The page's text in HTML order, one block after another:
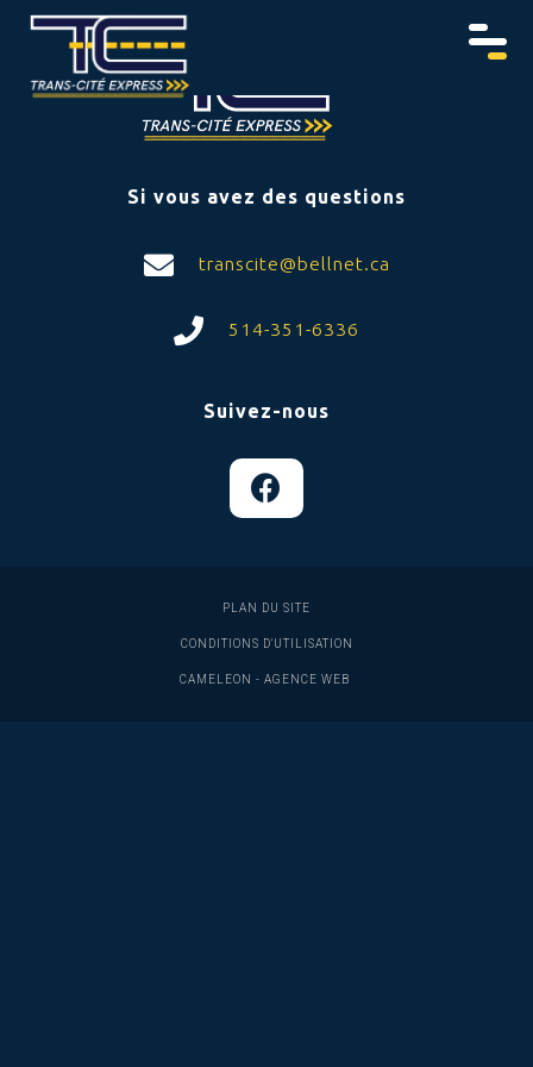
Si vous avez des questions
transcite@bellnet.ca
514-351-6336
Suivez-nous
PLAN DU SITE
CONDITIONS D'UTILISATION
CAM E EON - AGENCE WEB